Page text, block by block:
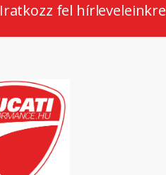
Iratkozz fel hírleveleinkre